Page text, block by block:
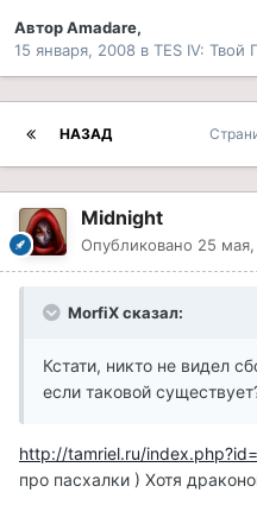
АвторAmadare,
15 января, 2008 в TES IV: Твой
НАЗАД
Midnight
Опубликовано 25
MorfiX сказал:
Кстати, никто не видел
если таковой
http://tamriel.ru/
про пасхалки ) Хотя